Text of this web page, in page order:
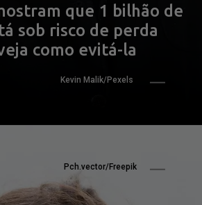
que 1 bilhão de
sob risco de perda
como evitá-la
Kevin Malik/Pexels
Pch.vector/Freepik